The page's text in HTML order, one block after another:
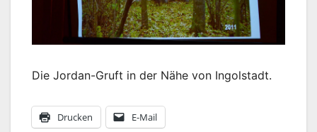
Die Jordan-Gruft in der Nähe von Ingolstadt.
Drucken E-Mail